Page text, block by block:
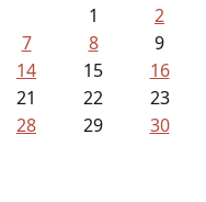
1
2
7 8
9
14 15
16
21 22
23
28 29
30